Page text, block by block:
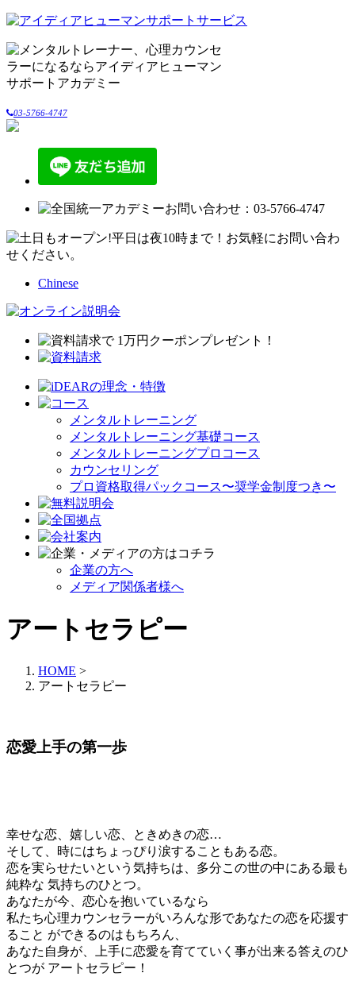
03-5766-4747
Chinese
メンタルトレーニング
メンタルトレーニング基礎コース
メンタルトレーニングプロコース
カウンセリング
プロ資格取得パックコース〜奨学金制度つき〜
企業の方へ
メディア関係者様へ
アートセラピー
HOME >
アートセラピー
恋愛上手の第一歩
幸せな恋、嬉しい恋、ときめきの恋…
そして、時にはちょっぴり涙することもある恋。
恋を実らせたいという気持ちは、多分この世の中にある最も
純粋な 気持ちのひとつ。
あなたが今、恋心を抱いているなら
私たち心理カウンセラーがいろんな形であなたの恋を応援す
ること ができるのはもちろん、
あなた自身が、上手に恋愛を育てていく事が出来る答えのひ
とつが アートセラピー！